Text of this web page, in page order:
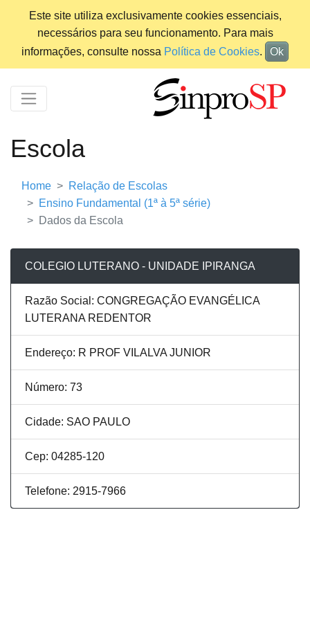
Este site utiliza exclusivamente cookies essenciais,
necessários para seu funcionamento. Para mais
informações, consulte nossa Política de Cookies. Ok
Escola
Home
Relação de Escolas
Ensino Fundamental (1ª à 5ª série)
Dados da Escola
COLEGIO LUTERANO - UNIDADE IPIRANGA
Razão Social: CONGREGAÇÃO EVANGÉLICA
LUTERANA REDENTOR
Endereço: R PROF VILALVA JUNIOR
Número: 73
Cidade: SAO PAULO
Cep: 04285-120
Telefone: 2915-7966